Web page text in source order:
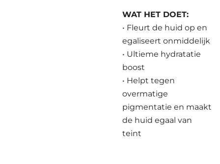
WAT HET DOET:
• Fleurt de huid op en
egaliseert onmiddelijk
• Ultieme hydratatie
boost
• Helpt tegen
overmatige
pigmentatie en maakt
de huid egaal van
teint